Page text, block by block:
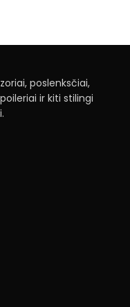
poslenksčiai,
ir kiti stilingi